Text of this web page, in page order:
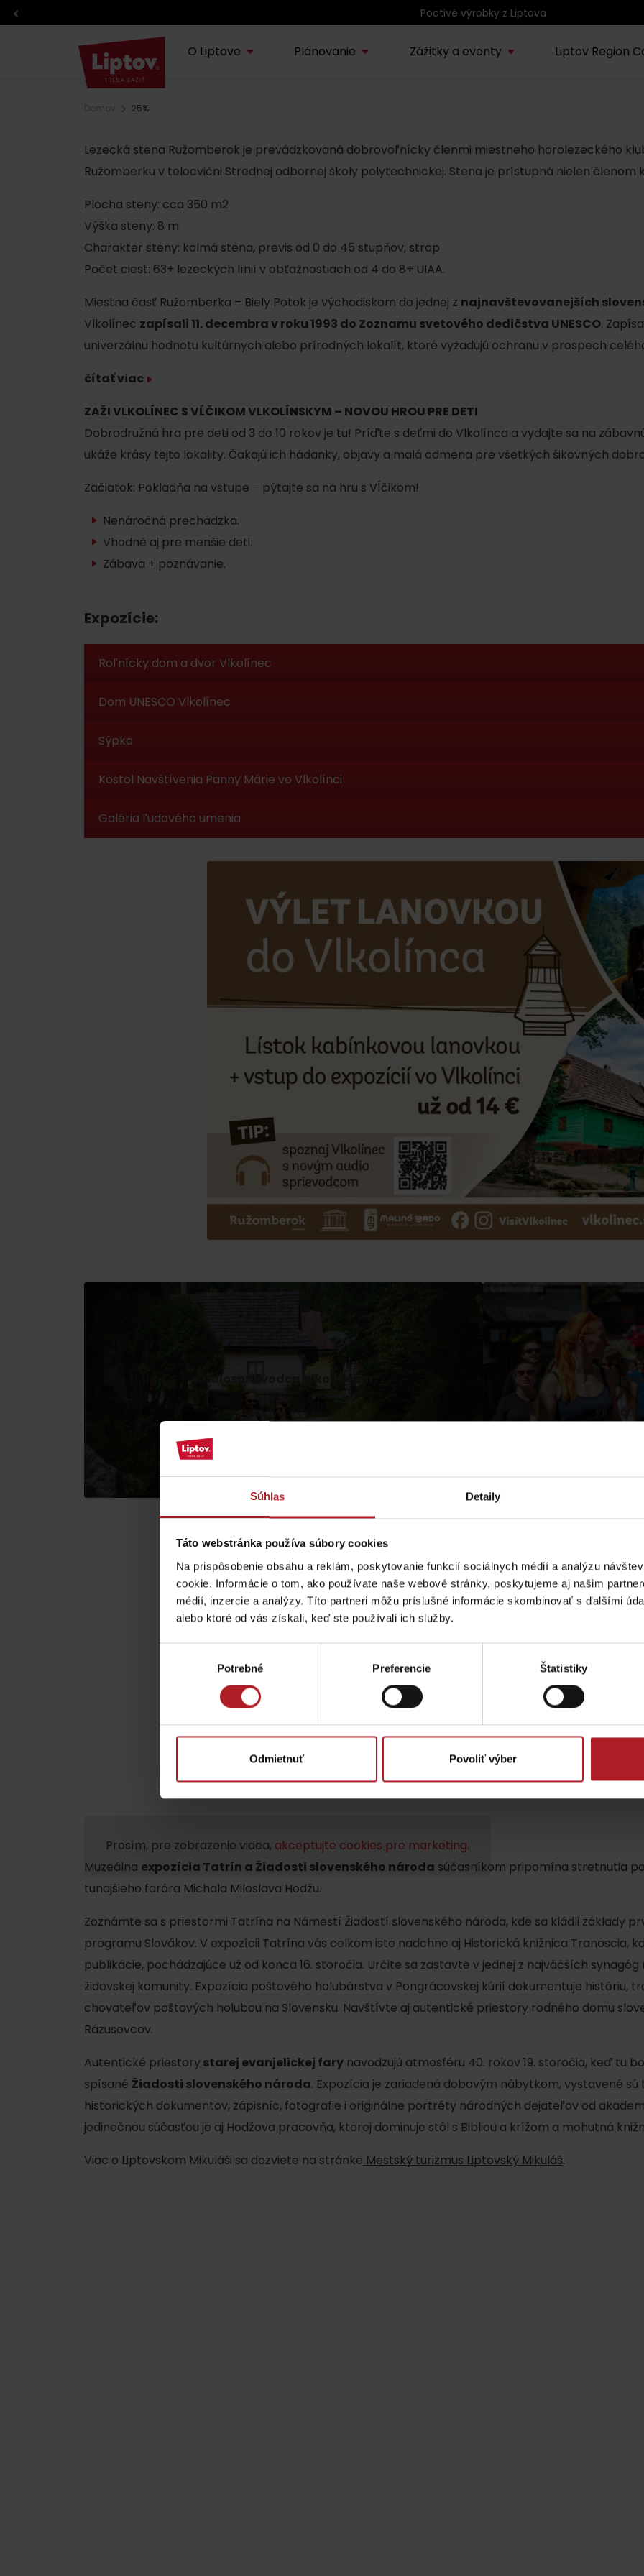
Súhlas Detaily
Táto webstránka používa súbory cookies
Na prispôsobenie obsahu a reklám, poskytovanie funkcií sociálnych médií a analýzu
cookie. Informácie o tom, ako používate naše webové stránky, poskytujeme aj našim
médií, inzercie a analýzy. Títo partneri môžu príslušné informácie skombinovať s ďalšími
alebo ktoré od vás získali, keď ste používali ich služby.
Potrebné Preferencie Štatistiky
Odmietnuť Povoliť výber
výrobky z Liptova
O Liptove
O regióne
TOP z regiónu
O VisitLiptov
Liptov
Liptov
VIAC O REGIÓNE
Plánovanie
Plánovanie dovolenky
TOP atrakcie
Počasie a kamery
Infocentrá
Požičovne a servisy
Plánovanie pre firmy
Liptove
ZOZNAM INFOCENTIER
Plánovač
Pobytové balíky
So zvieratkami
So zľavami
Konferenčné priestory
Teambuildingy
poklad? Nájdi ho s
Voda, sneh a
Počasie a kamery
Pravidlá pobytu na
horách
Poistenie záchrany
zadarmo s Generali
Požičovne
No data found for this source.
Nemáš auto a potrebuješ zviesť?
Mara Bus
Autobusová
Vlaková
Letecká
Taxi
Zážitky a eventy
Zážitky
Športy
Kde jesť a piť
Liptov s deťmi
Regionálne výrobky
08.
2026
AUG
15.
Vodný park Tatralandia
Tropická noc v
Tatralandii – letný
AUG
08.
Demänovská Dolina
Leto pod Chopkom
VŠETKY PODUJATIA
Letné športy
Turistika
Cyklistika
Lezenie
Vodné športy
Zimné športy
Lyžovanie
Vyber si typ
Ak ti škvŕka v bruchu
Kaviarne
ZOZNAM ATRAKCII PRE DETI
O značke Produkt Liptova Kde kúpiť Spolupráca
ZOZNAM PRODUKTOV LIPTOVA
Chaty a útulne Liptovské tradície Pramene a
No data found for this source. No
Liptov Region
25%
Lezecká stena Ružomberok je prevádzkovaná dobrovoľnícky členmi miestneho horolezeckého
Ružomberku v telocvični Strednej odbornej školy polytechnickej. Stena je prístupná nielen členom
Plocha steny: cca 350 m2
Výška steny: 8 m
Charakter steny: kolmá stena, previs od 0 do 45 stupňov, strop
Počet ciest: 63+ lezeckých línií v obťažnostiach od 4 do 8+ UIAA.
Miestna časť Ružomberka – Biely Potok je východiskom do jednej z najnavštevovanejších
Vlkolínec zapísali 11. decembra v roku 1993 do Zoznamu svetového dedičstva UNESCO.
univerzálnu hodnotu kultúrnych alebo prírodných lokalít, ktoré vyžadujú ochranu v prospech
čítať viac
ZAŽI VLKOLÍNEC S VĹČIKOM VLKOLÍNSKYM – NOVOU HROU PRE DETI
Dobrodružná hra pre deti od 3 do 10 rokov je tu! Príďte s deťmi do Vlkolínca a vydajte sa na
ukáže krásy tejto lokality. Čakajú ich hádanky, objavy a malá odmena pre všetkých šikovných
Začiatok: Pokladňa na vstupe – pýtajte sa na hru s Vĺčikom!
Nenáročná prechádzka.
Vhodné aj pre menšie deti.
Zábava + poznávanie.
Expozície:
Roľnícky dom a dvor Vlkolínec
Dom UNESCO Vlkolínec
Sýpka
Kostol Navštívenia Panny Márie vo Vlkolínci
Galéria ľudového umenia
Audiosprievodca Vlkolíncom
kedykoľvek
júl –
Prosím, pre zobrazenie videa, akceptujte cookies pre marketing.
Muzeálna expozícia Tatrín a Žiadosti slovenského národa súčasníkom pripomína stretnutia
tunajšieho farára Michala Miloslava Hodžu.
Zoznámte sa s priestormi Tatrína na Námestí Žiadostí slovenského národa, kde sa kládli základy
programu Slovákov. V expozícii Tatrína vás celkom iste nadchne aj Historická knižnica Tranoscia,
publikácie, pochádzajúce už od konca 16. storočia. Určite sa zastavte v jednej z najväčších
židovskej komunity. Expozícia poštového holubárstva v Pongrácovskej kúrií dokumentuje históriu,
chovateľov poštových holubou na Slovensku. Navštívte aj autentické priestory rodného domu
Rázusovcov.
Autentické priestorystarej evanjelickej fary navodzujú atmosféru 40. rokov 19. storočia, keď tu
spísané Žiadosti slovenského národa. Expozícia je zariadená dobovým nábytkom, vystavené
historických dokumentov, zápisníc, fotografie i originálne portréty národných dejateľov od
jedinečnou súčasťou je aj Hodžova pracovňa, ktorej dominuje stôl s Bibliou a krížom a mohutná
Viac o Liptovskom Mikuláši sa dozviete na stránke Mestský turizmus Liptovský Mikuláš.